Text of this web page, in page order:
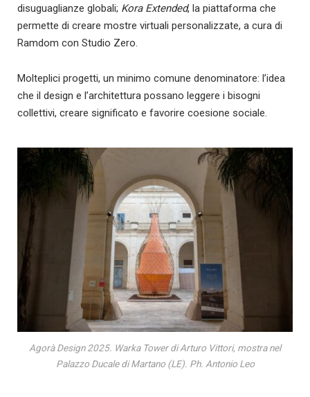
disuguaglianze globali; Kora Extended, la piattaforma che
permette di creare mostre virtuali personalizzate, a cura di
Ramdom con Studio Zero.
Molteplici progetti, un minimo comune denominatore: l’idea
che il design e l’architettura possano leggere i bisogni
collettivi, creare significato e favorire coesione sociale.
Agorà Design 2025. Warka Tower di Arturo Vittori, mostra nel
Palazzo Ducale di Martano (LE). Ph. Antonio Leo